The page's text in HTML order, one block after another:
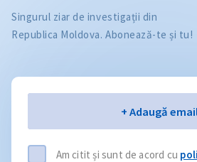
Singurul ziar de investigații din
Republica Moldova. Abonează-te și tu!
+ Adaugă
Am citit și sunt de acord cu